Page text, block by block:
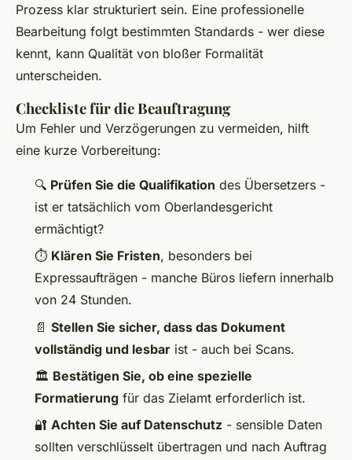
Prozess klar strukturiert sein. Eine professionelle
Bearbeitung folgt bestimmten Standards - wer diese
kennt, kann Qualität von bloßer Formalität
unterscheiden.
Checkliste für die Beauftragung
Um Fehler und Verzögerungen zu vermeiden, hilft
eine kurze Vorbereitung:
🔍 Prüfen Sie die Qualifikation des Übersetzers -
ist er tatsächlich vom Oberlandesgericht
ermächtigt?
⏱️ Klären Sie Fristen, besonders bei
Expressaufträgen - manche Büros liefern innerhalb
von 24 Stunden.
📄 Stellen Sie sicher, dass das Dokument
vollständig und lesbar ist - auch bei Scans.
🏛️ Bestätigen Sie, ob eine spezielle
Formatierung für das Zielamt erforderlich ist.
🔐 Achten Sie auf Datenschutz - sensible Daten
sollten verschlüsselt übertragen und nach Auftrag